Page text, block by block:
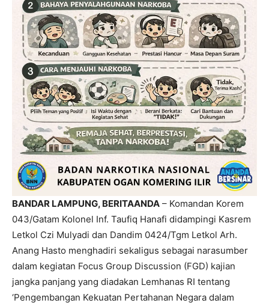
BANDAR LAMPUNG, BERITAANDA – Komandan Korem
043/Gatam Kolonel Inf. Taufiq Hanafi didampingi Kasrem
Letkol Czi Mulyadi dan Dandim 0424/Tgm Letkol Arh.
Anang Hasto menghadiri sekaligus sebagai narasumber
dalam kegiatan Focus Group Discussion (FGD) kajian
jangka panjang yang diadakan Lemhanas RI tentang
‘Pengembangan Kekuatan Pertahanan Negara dalam